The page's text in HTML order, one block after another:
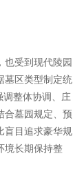
也受到现代陵园
墓区类型制定统
整体协调、庄
合墓园规定、预
盲目追求豪华规
境长期保持整